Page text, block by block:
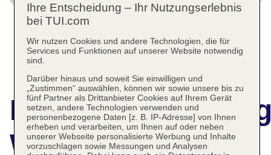
Westgate Town
Ihre Entscheidung – Ihr Nutzungserlebnis
bei TUI.com
Wir nutzen Cookies und andere Technologien, die für
Services und Funktionen auf unserer Website notwendig
sind.
Darüber hinaus und soweit Sie einwilligen und
„Zustimmen“ auswählen, können wir sowie unsere bis zu
fünf Partner als Drittanbieter Cookies auf Ihrem Gerät
setzen, andere Technologien verwenden und
personenbezogene Daten [z. B. IP-Adresse] von Ihnen
erheben und verarbeiten, um Ihnen auf oder neben
unserer Webseite personalisierte Werbung und Inhalte
vorzuschlagen sowie Messungen und Analysen